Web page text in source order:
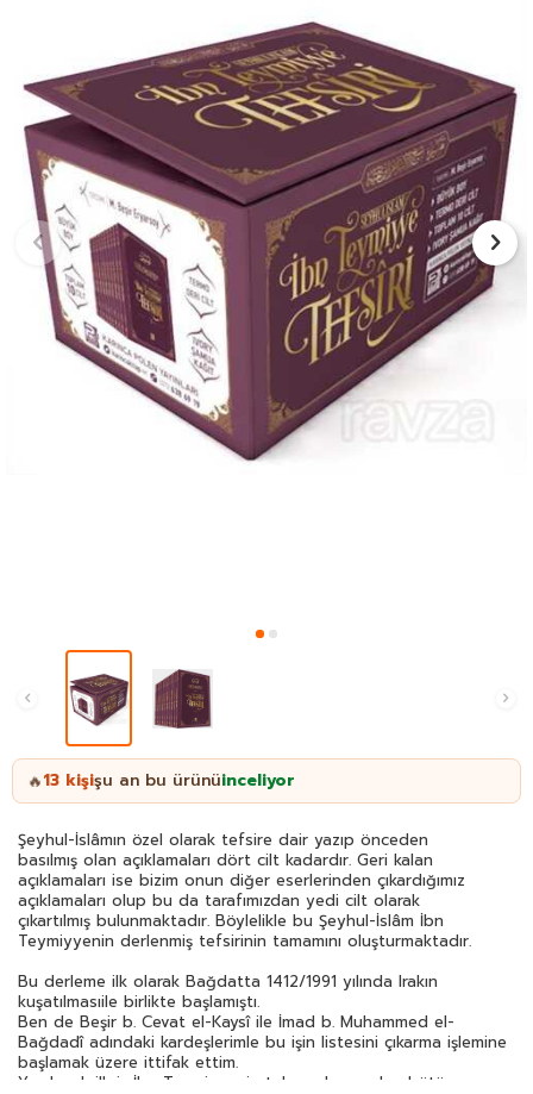
🔥13 kişişu an bu ürünüinceliyor
Şeyhul-İslâmın özel olarak tefsire dair yazıp önceden
basılmış olan açıklamaları dört cilt kadardır. Geri kalan
açıklamaları ise bizim onun diğer eserlerinden çıkardığımız
açıklamaları olup bu da tarafımızdan yedi cilt olarak
çıkartılmış bulunmaktadır. Böylelikle bu Şeyhul-İslâm İbn
Teymiyyenin derlenmiş tefsirinin tamamını oluşturmaktadır.
Bu derleme ilk olarak Bağdatta 1412/1991 yılında Irakın
kuşatılmasıile birlikte başlamıştı.
Ben de Beşir b. Cevat el-Kaysî ile İmad b. Muhammed el-
Bağdadî adındaki kardeşlerimle bu işin listesini çıkarma işlemine
başlamak üzere ittifak ettim.
Yapılacak ilk iş İbn Teymiyyenin tekrara kaçmadan bütün